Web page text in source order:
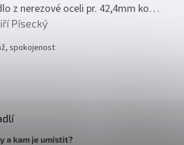
Madlo z nerezové oceli pr. 42,4mm komplet - model 0116 - 3000mm
produktu je 5 z 5 hvězdiček.
Písecký
spokojenost
a kam je umístit?